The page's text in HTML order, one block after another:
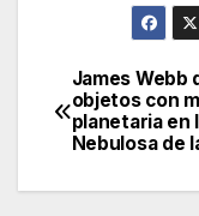
Post
James Webb
objetos con
planetaria en
Nebulosa de